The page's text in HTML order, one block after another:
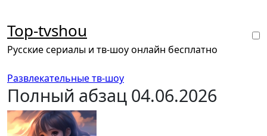
содержанию
Top-tvshou
Русские сериалы и тв-шоу онлайн бесплатно
Развлекательные тв-шоу
Полный абзац 04.06.2026